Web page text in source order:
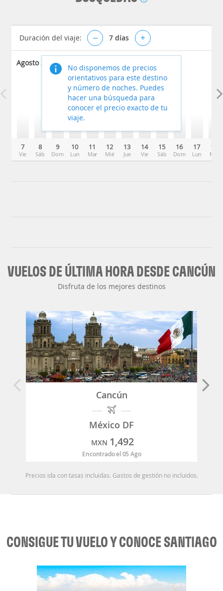
Duración del viaje: – 7 días +
Agosto 2026
7
Vie
8
Sáb
9
Dom
10
Lun
11
Mar
12
Mié
13
Jue
14
Vie
15
Sáb
16
Dom
17
Lun
18
Mar
No disponemos de precios
orientativos para este destino
y número de noches. Puedes
hacer una búsqueda para
conocer el precio exacto de tu
viaje.
VUELOS DE ÚLTIMA HORA DESDE CANCÚN
Disfruta de los mejores destinos
Cancún
México DF
MXN 1,492
Encontrado el 05 Ago
Precios ida con tasas incluidas. Gastos de gestión no incluidos.
CONSIGUE TU VUELO Y CONOCE SANTIAGO